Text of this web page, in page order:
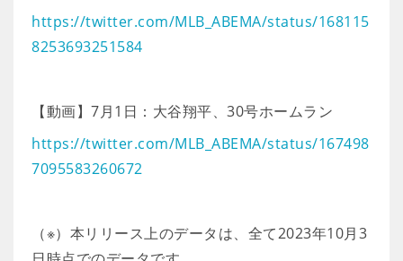
https://twitter.com/MLB_ABEMA/status/168115
8253693251584
【動画】7月1日：大谷翔平、30号ホームラン
https://twitter.com/MLB_ABEMA/status/167498
7095583260672
（※）本リリース上のデータは、全て2023年10月3